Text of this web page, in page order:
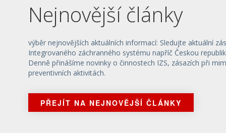
Nejnovější články
výběr nejnovějších aktuálních informací: Sledujte aktuální
Integrovaného záchranného systému napříč Českou
Denně přinášíme novinky o činnostech IZS, zásazích při
preventivních aktivitách.
PŘEJÍT NA NEJNOVĚJŠÍ ČLÁNKY